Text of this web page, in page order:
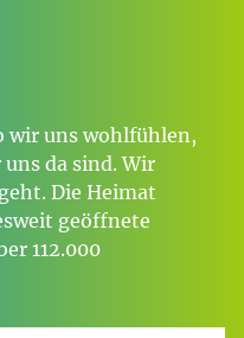
wir uns wohlfühlen,
da sind. Wir
Die Heimat
geöffnete
112.000